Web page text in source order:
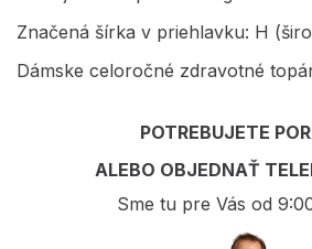
Značená šírka v priehlavku: H
Dámske celoročné zdravotné
POTREBUJETE
ALEBO OBJEDNAŤ
Sme tu pre Vás od